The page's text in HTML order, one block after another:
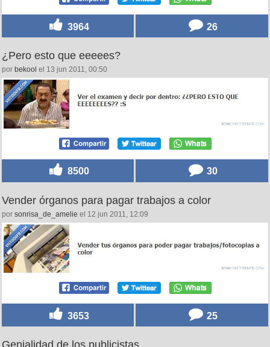
3964 26
¿Pero esto que eeeees?
por bekool el 13 jun 2011, 00:50
8500 30
Vender órganos para pagar trabajos a color
por sonrisa_de_amelie el 12 jun 2011, 12:09
3653 25
Genialidad de los publicistas